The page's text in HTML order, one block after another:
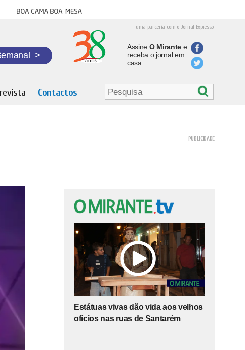
Boa cama boa mesa
uma parceria com o Jornal Expresso
>
Assine O Mirantee
receba o jornal em
casa
Contactos
Estátuas vivas dão vida aos velhos
ofícios nas ruas de Santarém